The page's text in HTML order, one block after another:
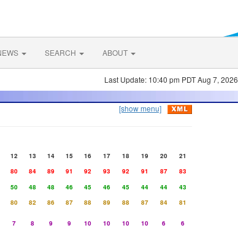
SEARCH ABOUT
Last Update: 10:40 pm PDT Aug 7, 2026
[show menu]
12 13 14 15 16 17 18 19 20
21
80 84 89 91 92 93 92 91 87
83
50 48 48 46 45 46 45 44 44
43
80 82 86 87 88 89 88 87 84
81
7 8 9 9 10 10 10 10 6
6